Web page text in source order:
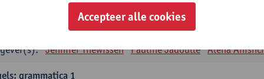
Taalbeheersing 2
2E SEM
Jennifer Thewissen Pauline Jadoulle Alena
grammatica 1
Accepteer alle cookies